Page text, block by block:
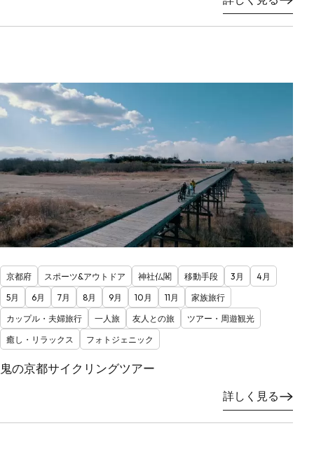
京都府 スポーツ&アウトドア 神社仏閣 移動手段 3月
4月
5月
6月 7月 8月 9月 10月 11月
家族旅行
カップル・夫婦旅行
一人旅 友人との旅
ツアー・周遊観光
癒し・リラックス
フォトジェニック
鬼の京都サイクリングツアー
詳しく見る